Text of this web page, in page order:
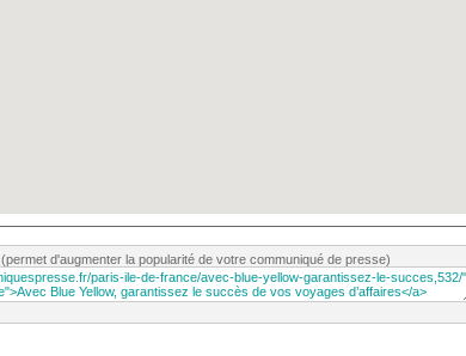
(permet d'augmenter la popularité de votre communiqué de presse)